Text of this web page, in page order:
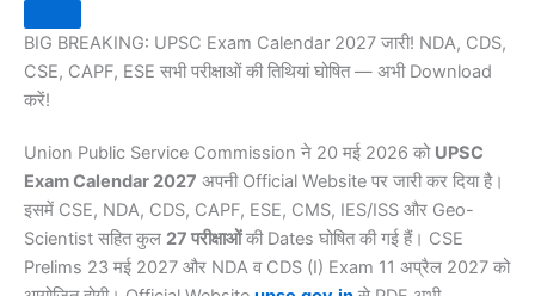
BIG BREAKING: UPSC Exam Calendar 2027 जारी! NDA, CDS,
CSE, CAPF, ESE सभी परीक्षाओं की तिथियां घोषित — अभी Download
करें!
Union Public Service Commission ने 20 मई 2026 को UPSC
Exam Calendar 2027 अपनी Official Website पर जारी कर दिया है।
इसमें CSE, NDA, CDS, CAPF, ESE, CMS, IES/ISS और Geo-
Scientist सहित कुल 27 परीक्षाओंकी Dates घोषित की गई हैं। CSE
Prelims 23 मई 2027 और NDA व CDS (I) Exam 11 अप्रैल 2027 को